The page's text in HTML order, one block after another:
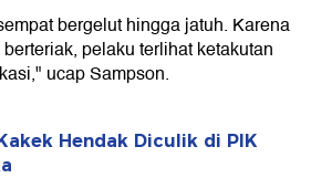
bergelut hingga jatuh. Karena
pelaku terlihat ketakutan
ucap Sampson.
Hendak Diculik di PIK